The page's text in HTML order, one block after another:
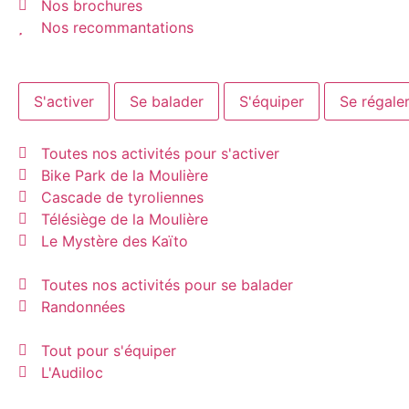
Nos brochures
Nos recommantations
S'activer Se balader S'équiper Se régaler
Toutes nos activités pour s'activer
Bike Park de la Moulière
Cascade de tyroliennes
Télésiège de la Moulière
Le Mystère des Kaïto
Toutes nos activités pour se balader
Randonnées
Tout pour s'équiper
L'Audiloc